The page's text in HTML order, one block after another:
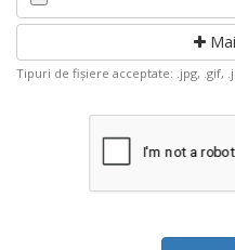
Tipuri de fișiere acceptate: .jpg, .gif,